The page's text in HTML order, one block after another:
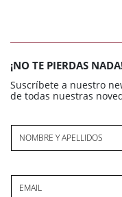
¡NO TE PIERDAS
Suscríbete a nuestro
de todas nuestras
NOMBRE Y APELLIDOS
EMAIL